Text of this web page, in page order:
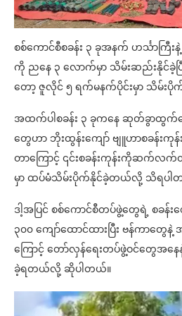
စစ်ကောင်စီစခန်း ၃ ခုအနက် ဟင်္သာကြီ
ကို ညနေ ၃ လောက်မှာ သိမ်းဆည်းနိုင်ခဲ့ပ
တော့ ဇူလိုင် ၅ ရက်မနက်ပိုင်းမှာ သိမ်
အထက်ပါစခန်း ၃ ခုကနေ ဆုတ်ခွာထွက်ပ
တွေဟာ ဘိုးထွန်းကျော် ဗျူဟာစခန်းကုန်း
တာကြောင့် ၎င်းစခန်းကုန်းကိုဆက်လ
မှာ ထပ်မံသိမ်းပိုက်နိုင်ခဲ့တယ်လို့ သိရပါ
ဒါ့အပြင် စစ်ကောင်စီတပ်ဖွဲ့တွေရဲ့ စခန်
၃၀၀ ကျော်ထောင်ထားပြီး ဗန်ကာတွေ
ကြောင့် တော်လှန်ရေးတပ်ဖွဲ့ဝင်တွေအ
ခဲ့ရတယ်လို့ ဆိုပါတယ်။